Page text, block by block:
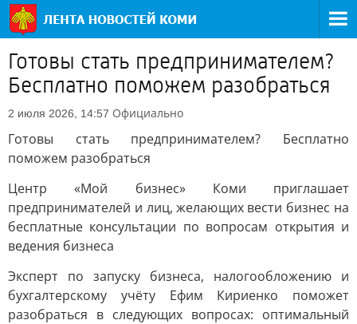
Готовы стать предпринимателем?
Бесплатно поможем разобраться
2 июля 2026, 14:57 Официально
Готовы стать предпринимателем? Бесплатно
поможем разобраться
Центр «Мой бизнес» Коми приглашает
предпринимателей и лиц, желающих вести бизнес на
бесплатные консультации по вопросам открытия и
ведения бизнеса
Эксперт по запуску бизнеса, налогообложению и
бухгалтерскому учёту Ефим Кириенко поможет
разобраться в следующих вопросах: оптимальный